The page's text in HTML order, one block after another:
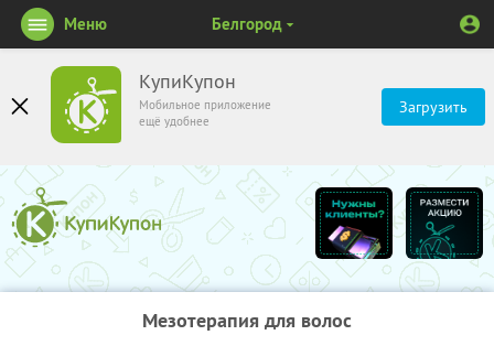
КупиКупон
Мобильное приложение
ещё удобнее
Загрузить
Меню Белгород
Мезотерапия для волос